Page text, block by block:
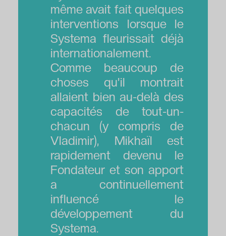
même avait fait quelques
interventions lorsque le
Systema fleurissait déjà
internationalement.
Comme beaucoup de
choses qu'il montrait
allaient bien au-delà des
capacités de tout-un-
chacun (y compris de
Vladimir), Mikhaïl est
rapidement devenu le
Fondateur et son apport
a continuellement
influencé le
développement du
Systema.